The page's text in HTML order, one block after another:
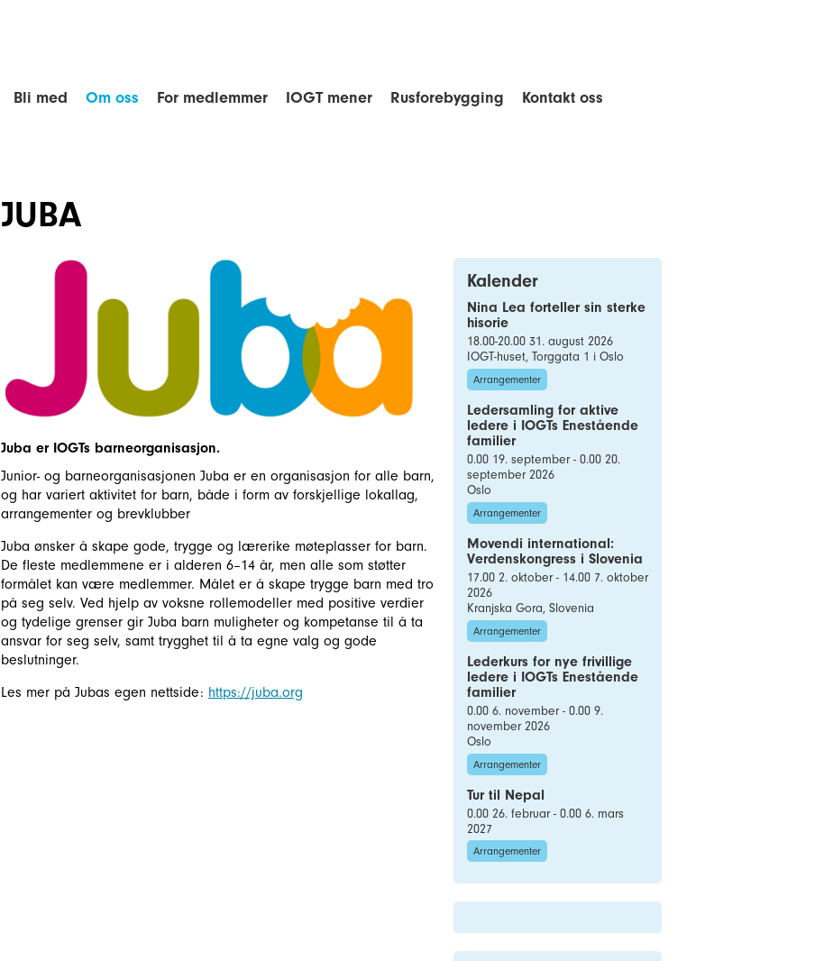
Bli med Om oss For medlemmer IOGT mener Rusforebygging Kontakt oss
JUBA
Juba er IOGTs barneorganisasjon.
Junior- og barneorganisasjonen Juba er en organisasjon for alle barn,
og har variert aktivitet for barn, både i form av forskjellige lokallag,
arrangementer og brevklubber
Juba ønsker å skape gode, trygge og lærerike møteplasser for barn.
De fleste medlemmene er i alderen 6–14 år, men alle som støtter
formålet kan være medlemmer. Målet er å skape trygge barn med tro
på seg selv. Ved hjelp av voksne rollemodeller med positive verdier
og tydelige grenser gir Juba barn muligheter og kompetanse til å ta
ansvar for seg selv, samt trygghet til å ta egne valg og gode
beslutninger.
Les mer på Jubas egen nettside: https://juba.org
Kalender
Nina Lea forteller sin sterke
hisorie
18.00-20.00 31. august 2026
IOGT-huset, Torggata 1 i Oslo
Arrangementer
Ledersamling for aktive
ledere i IOGTs Enestående
familier
0.00 19. september - 0.00 20.
september 2026
Oslo
Arrangementer
Movendi international:
Verdenskongress i Slovenia
17.00 2. oktober - 14.00 7. oktober
2026
Kranjska Gora, Slovenia
Arrangementer
Lederkurs for nye frivillige
ledere i IOGTs Enestående
familier
0.00 6. november - 0.00 9.
november 2026
Oslo
Arrangementer
Tur til Nepal
0.00 26. februar - 0.00 6. mars
2027
Arrangementer